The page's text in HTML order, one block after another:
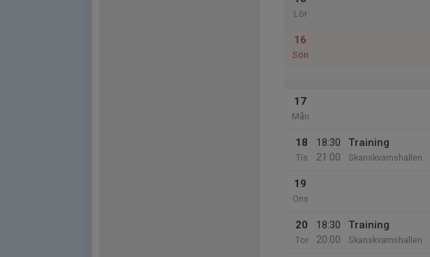
Lör
16
Sön
17
Mån
18
Tis
18:30
21:00
Training
Skanskvarnshallen
19
Ons
20
Tor
18:30
20:00
Training
Skanskvarnshallen